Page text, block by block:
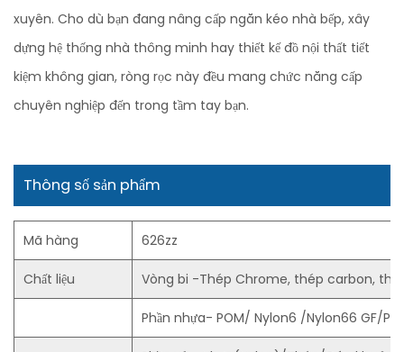
xuyên. Cho dù bạn đang nâng cấp ngăn kéo nhà bếp, xây
dựng hệ thống nhà thông minh hay thiết kế đồ nội thất tiết
kiệm không gian, ròng rọc này đều mang chức năng cấp
chuyên nghiệp đến trong tầm tay bạn.
Thông số sản phẩm
Mã hàng 626zz
Chất liệu Vòng bi -Thép Chrome, thép carbon,
Phần nhựa- POM/ Nylon6 /Nylon66 GF/